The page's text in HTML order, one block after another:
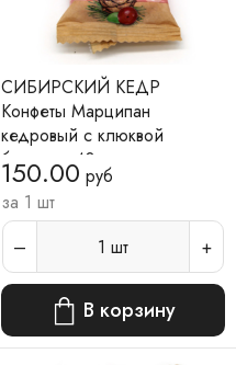
СИБИРСКИЙ КЕДР
Конфеты Марципан
кедровый с клюквой
батончик 40 г
150.00 руб
за 1 шт
1 шт
В корзину